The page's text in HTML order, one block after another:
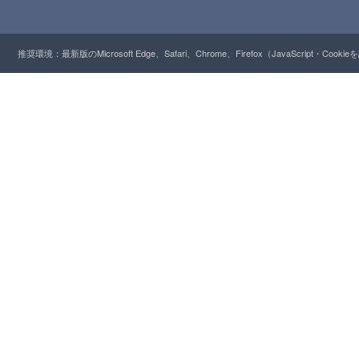
推奨環境：最新版のMicrosoft Edge、Safari、Chrome、Firefox（JavaScript・Cookie